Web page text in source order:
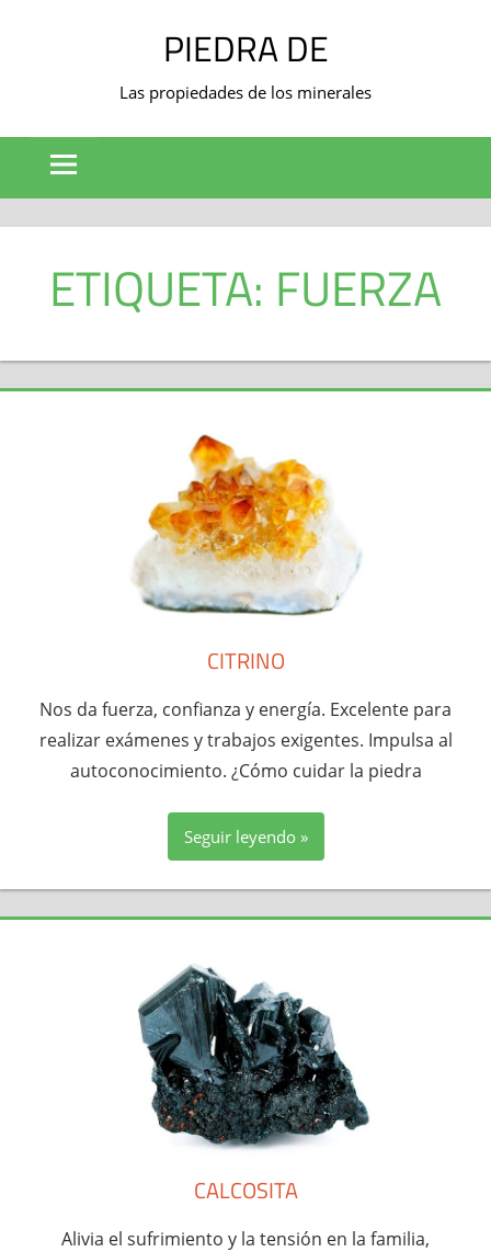
PIEDRA DE
Las propiedades de los minerales
ETIQUETA: FUERZA
CITRINO
Nos da fuerza, confianza y energía. Excelente para
realizar exámenes y trabajos exigentes. Impulsa al
autoconocimiento. ¿Cómo cuidar la piedra
Seguir leyendo
CALCOSITA
Alivia el sufrimiento y la tensión en la familia,